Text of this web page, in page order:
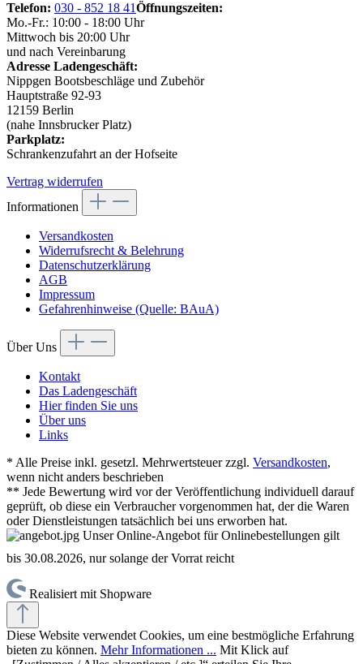
Telefon: 030 - 852 18 41Öffnungszeiten:
Mo.-Fr.: 10:00 - 18:00 Uhr
Mittwoch bis 20:00 Uhr
und nach Vereinbarung
Adresse Ladengeschäft:
Nippgen Bootsbeschläge und Zubehör
Hauptstraße 92-93
12159 Berlin
(nahe Innsbrucker Platz)
Parkplatz:
Schrankenzufahrt an der Hofseite
Vertrag widerrufen
Informationen
Versandkosten
Widerrufsrecht & Belehrung
Datenschutzerklärung
AGB
Impressum
Gefahrenhinweise (Quelle: BAuA)
Über Uns
Kontakt
Das Ladengeschäft
Hier finden Sie uns
Über uns
Links
* Alle Preise inkl. gesetzl. Mehrwertsteuer zzgl. Versandkosten,
wenn nicht anders beschrieben
** Jede Bewertung wird vor der Veröffentlichung individuell darauf
geprüft, ob diese ein Verbraucher vorgenommen hat, der die Waren
oder Dienstleistungen tatsächlich bei uns erworben hat.
Unser Online-Angebot für Onlinebestellungen gilt
bis 30.08.2026, nur solange der Vorrat reicht
Realisiert mit Shopware
Diese Website verwendet Cookies, um eine bestmögliche Erfahrung
bieten zu können. Mehr Informationen ... Mit Klick auf